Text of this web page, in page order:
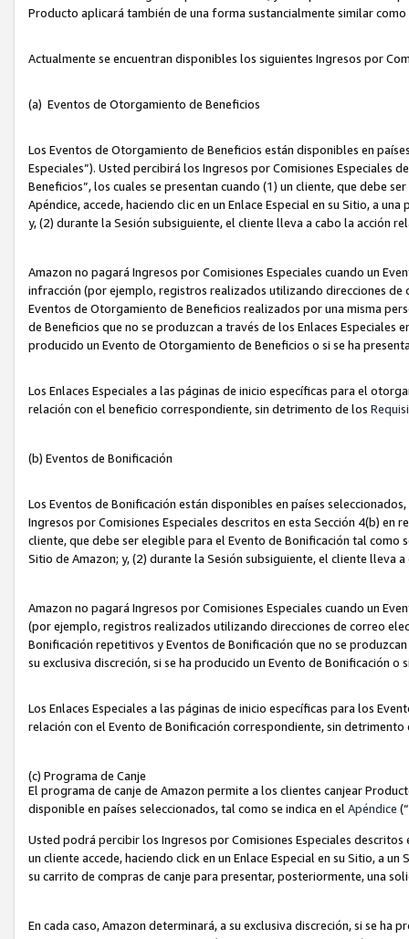
Producto aplicará también de una forma sustancialmente similar
Actualmente se encuentran disponibles los siguientes Ingresos por
(a) Eventos de Otorgamiento de Beneficios
Los Eventos de Otorgamiento de Beneficios están disponibles en
Especiales”). Usted percibirá los Ingresos por Comisiones Especiales
Beneficios”, los cuales se presentan cuando (1) un cliente, que debe
Apéndice, accede, haciendo clic en un Enlace Especial en su Sitio, a
y, (2) durante la Sesión subsiguiente, el cliente lleva a cabo la acción
Amazon no pagará Ingresos por Comisiones Especiales cuando un
infracción (por ejemplo, registros realizados utilizando direcciones
Eventos de Otorgamiento de Beneficios realizados por una misma
de Beneficios que no se produzcan a través de los Enlaces Especiales
producido un Evento de Otorgamiento de Beneficios o si se ha
Los Enlaces Especiales a las páginas de inicio específicas para el
relación con el beneficio correspondiente, sin detrimento de los
(b) Eventos de Bonificación
Los Eventos de Bonificación están disponibles en países
Ingresos por Comisiones Especiales descritos en esta Sección 4(b) en
cliente, que debe ser elegible para el Evento de Bonificación tal como
Sitio de Amazon; y, (2) durante la Sesión subsiguiente, el cliente lleva
Amazon no pagará Ingresos por Comisiones Especiales cuando un
(por ejemplo, registros realizados utilizando direcciones de correo
Bonificación repetitivos y Eventos de Bonificación que no se
su exclusiva discreción, si se ha producido un Evento de Bonificación
Los Enlaces Especiales a las páginas de inicio específicas para los
relación con el Evento de Bonificación correspondiente, sin
(c) Programa de Canje
El programa de canje de Amazon permite a los clientes canjear
disponible en países seleccionados, tal como se indica en el Apéndice
Usted podrá percibir los Ingresos por Comisiones Especiales
un cliente accede, haciendo click en un Enlace Especial en su Sitio, a
su carrito de compras de canje para presentar, posteriormente, una
En cada caso, Amazon determinará, a su exclusiva discreción, si se